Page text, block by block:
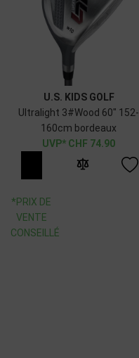
U.S. KIDS GOLF
Ultralight 3#Wood 60" 152-
160cm bordeaux
CHF 74.90
*PRIX DE
VENTE
CONSEILLÉ